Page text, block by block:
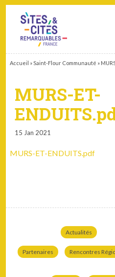
Accueil » Saint-Flour Communauté »
MURS-ET-
15 Jan 2021
MURS-ET-ENDUITS.pdf
Actualités
Partenaires Rencontres